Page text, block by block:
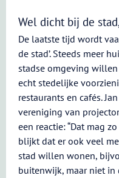
Wel dicht bij de
De laatste tijd wordt
de stad’. Steeds meer
stadse omgeving
echt stedelijke
restaurants en cafés.
vereniging van
een reactie: “Dat mag
blijkt dat er ook veel
stad willen wonen,
buitenwijk, maar niet in